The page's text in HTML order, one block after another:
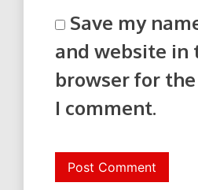
Save my
and website in
browser for
I comment.